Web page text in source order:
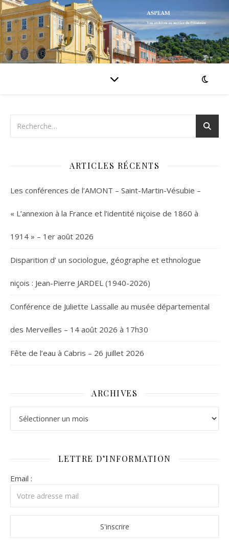
ARTICLES RÉCENTS
Les conférences de l’AMONT – Saint-Martin-Vésubie –
« L’annexion à la France et l’identité niçoise de 1860 à
1914 » – 1er août 2026
Disparition d’ un sociologue, géographe et ethnologue
niçois : Jean-Pierre JARDEL (1940-2026)
Conférence de Juliette Lassalle au musée départemental
des Merveilles – 14 août 2026 à 17h30
Fête de l’eau à Cabris – 26 juillet 2026
ARCHIVES
LETTRE D’INFORMATION
Email :